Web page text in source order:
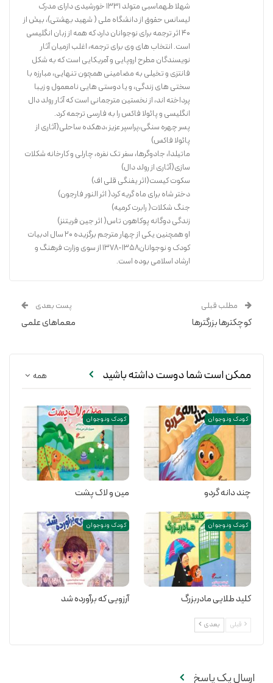
شهلا طهماسبی متولد 1331 خورشیدی دارای مدرک
لیسانس حقوق از دانشگاه ملی ( شهید بهشتی)، بیش از
40 اثر ترجمه برای نوجوانان دارد که همه از زبان انگلیسی
است. انتخاب های وی برای ترجمه، اغلب ازمیان آثار
نویسندگان مطرح اروپایی و آمریکایی است که به شکل
فانتزی و تخیلی به مضامینی همچون تنهایی، مبارزه با
سختی های زندگی، و یا دوستی هایی نامعمول و زیبا
پرداخته اند، از نخستین مترجمانی است که آثار رولد دال
انگلیسی و پائولا فاکس را به فارسی ترجمه کرد.
پسر چهره سنگی،پراسپر عزیز ،دهکده ساحلی(آثاری از
پائولا فاکس)
ماتیلدا، جادوگرها، سفر تک نفره، چارلی و کارخانه شکلات
سازی(آثاری از رولد دال)
سکوت کیست(اثر یفنگی قلی اف)
دختر شاه برای ماه گریه کرد( اثر النور فارجون)
جنگ شکلات( رابرت کرمیه)
زندگی دوگانه پوکاهون تاس( اثر جین فریتنز)
او همچنین یکی از چهار مترجم برگزیده 20 سال ادبیات
کودک و نوجوانان1358-1378 از سوی وزارت فرهنگ و
ارشاد اسلامی بوده است.
مطلب قبلی
کوچکترها بزرگترها
پست بعدی
معماهای علمی
همه ممکن است شما دوست داشته باشید
کودک و نوجوان
چند دانه گردو
کودک و نوجوان
مین و لاک پشت
کودک و نوجوان
کلید طلایی مادربزرگ
کودک و نوجوان
آرزویی که برآورده شد
قبلی بعدی
ارسال یک پاسخ